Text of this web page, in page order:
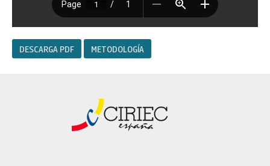
DESCARGA PDF METODOLOGÍA